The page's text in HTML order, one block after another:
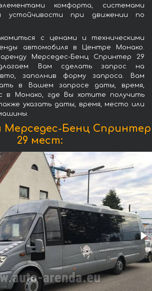
комфорта, системами
устойчивости при движении по
с ценами и техническими
автомобиля в Центре Монако.
Мерседес-Бенц Спринтер 29
Вам сделать запрос на
заполнив форму запроса. Вам
в Вашем запросе даты, время,
в Монако, где Вы хотите получить
указать даты, время, место или
Бенц Спринтер
29 мест: